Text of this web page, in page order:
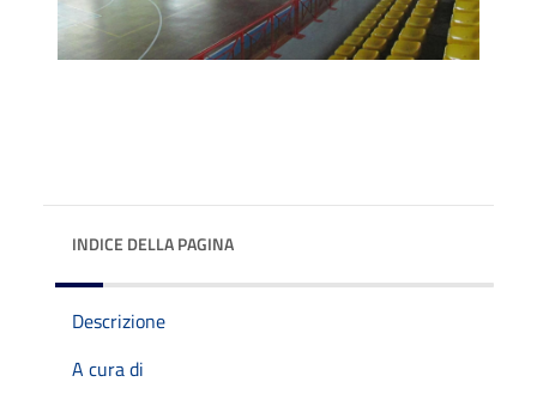
INDICE DELLA PAGINA
Descrizione
A cura di